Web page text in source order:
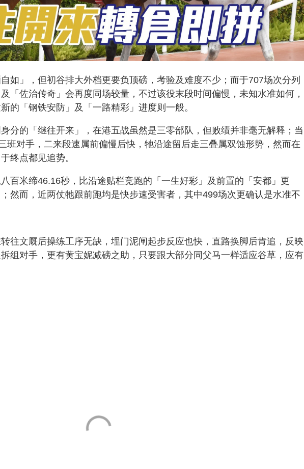
如」，但初谷排大外档更要负顶磅，考验及难度不少；而于707场次分列
「佐治传奇」会再度同场较量，不过该役末段时间偏慢，未知水准如何，
的「钢铁安防」及「一路精彩」进度则一般。
分的「继往开来」，在港五战虽然是三零部队，但败绩并非毫无解释；当
班对手，二来段速属前偏慢后快，牠沿途留后走三叠属双蚀形势，然而在
终点都见追势。
百米缔46.16秒，比沿途贴栏竞跑的「一生好彩」及前置的「安都」更
然而，近两仗牠跟前跑均是快步速受害者，其中499场次更确认是水准不
往文厩后操练工序无缺，埋门泥闸起步反应也快，直路换脚后肯追，反映
组对手，更有黄宝妮减磅之助，只要跟大部分同父马一样适应谷草，应有